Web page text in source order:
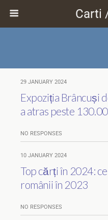
Carti
29 JANUARY 2024
Expoziția Brâncuși
a atras peste
NO RESPONSES
10 JANUARY 2024
Top cărți în 2024:
românii în 2023
NO RESPONSES